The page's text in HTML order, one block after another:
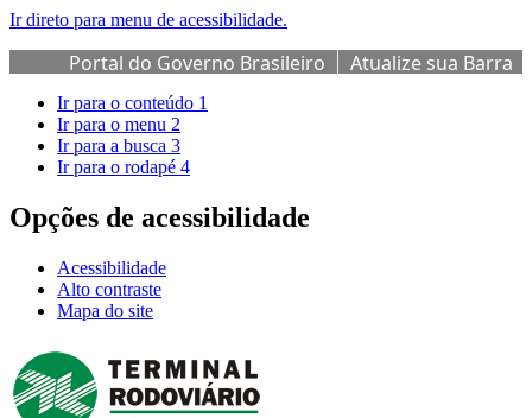
Ir direto para menu de acessibilidade.
Portal do Governo Brasileiro
Atualize sua Barra
de Governo
Ir para o conteúdo 1
Ir para o menu 2
Ir para a busca 3
Ir para o rodapé 4
Opções de acessibilidade
Acessibilidade
Alto contraste
Mapa do site